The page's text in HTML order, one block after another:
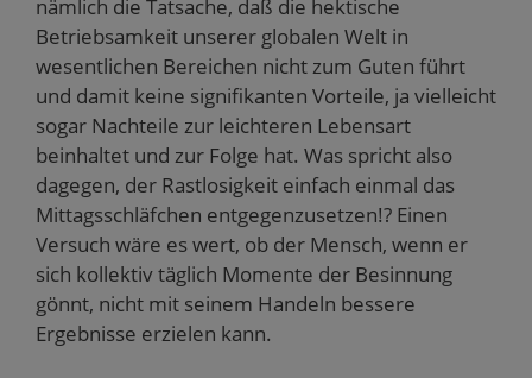
nämlich die Tatsache, daß die hektische
Betriebsamkeit unserer globalen Welt in
wesentlichen Bereichen nicht zum Guten führt
und damit keine signifikanten Vorteile, ja vielleicht
sogar Nachteile zur leichteren Lebensart
beinhaltet und zur Folge hat. Was spricht also
dagegen, der Rastlosigkeit einfach einmal das
Mittagsschläfchen entgegenzusetzen!? Einen
Versuch wäre es wert, ob der Mensch, wenn er
sich kollektiv täglich Momente der Besinnung
gönnt, nicht mit seinem Handeln bessere
Ergebnisse erzielen kann.